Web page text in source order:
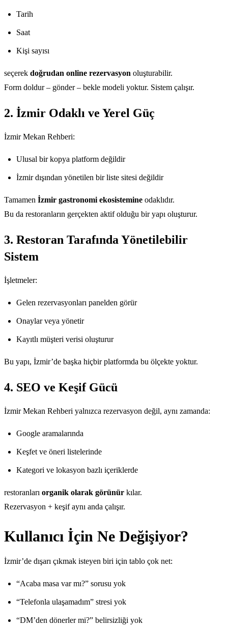
Tarih
Saat
Kişi sayısı
seçerek doğrudan online rezervasyon oluşturabilir.
Form doldur – gönder – bekle modeli yoktur. Sistem çalışır.
2. İzmir Odaklı ve Yerel Güç
İzmir Mekan Rehberi:
Ulusal bir kopya platform değildir
İzmir dışından yönetilen bir liste sitesi değildir
Tamamen İzmir gastronomi ekosistemine odaklıdır.
Bu da restoranların gerçekten aktif olduğu bir yapı oluşturur.
3. Restoran Tarafında Yönetilebilir
Sistem
İşletmeler:
Gelen rezervasyonları panelden görür
Onaylar veya yönetir
Kayıtlı müşteri verisi oluşturur
Bu yapı, İzmir’de başka hiçbir platformda bu ölçekte yoktur.
4. SEO ve Keşif Gücü
İzmir Mekan Rehberi yalnızca rezervasyon değil, aynı zamanda:
Google aramalarında
Keşfet ve öneri listelerinde
Kategori ve lokasyon bazlı içeriklerde
restoranları organik olarak görünür kılar.
Rezervasyon + keşif aynı anda çalışır.
Kullanıcı İçin Ne Değişiyor?
İzmir’de dışarı çıkmak isteyen biri için tablo çok net:
“Acaba masa var mı?” sorusu yok
“Telefonla ulaşamadım” stresi yok
“DM’den dönerler mi?” belirsizliği yok